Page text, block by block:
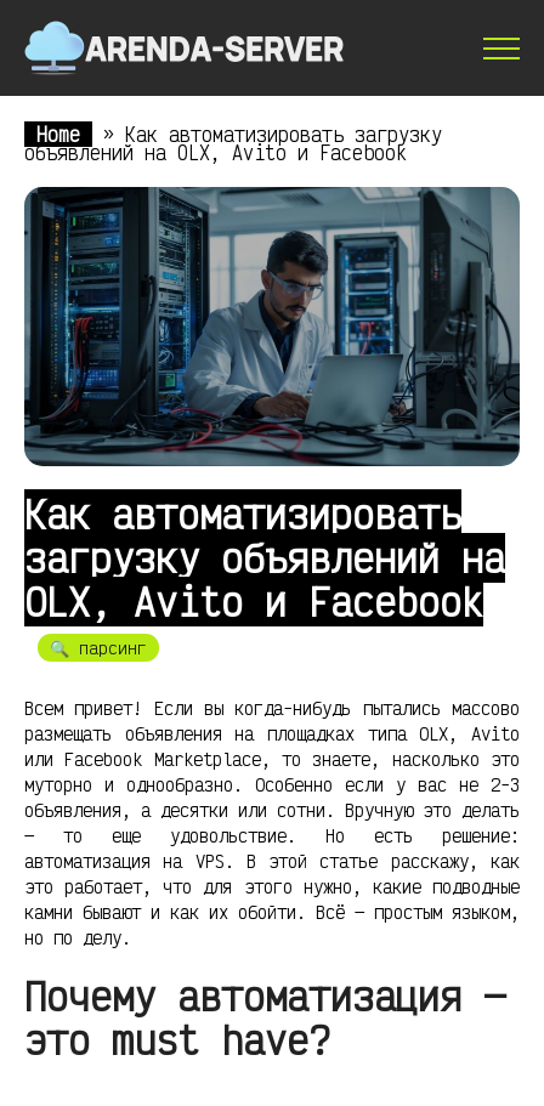
Home » Как автоматизировать загрузку
объявлений на OLX, Avito и Facebook
Как автоматизировать
загрузку объявлений на
OLX, Avito и Facebook
🔍 парсинг
Всем привет! Если вы когда-нибудь пытались массово
размещать объявления на площадках типа OLX, Avito
или Facebook Marketplace, то знаете, насколько это
муторно и однообразно. Особенно если у вас не 2-3
объявления, а десятки или сотни. Вручную это делать
— то еще удовольствие. Но есть решение:
автоматизация на VPS. В этой статье расскажу, как
это работает, что для этого нужно, какие подводные
камни бывают и как их обойти. Всё — простым языком,
но по делу.
Почему автоматизация —
это must have?